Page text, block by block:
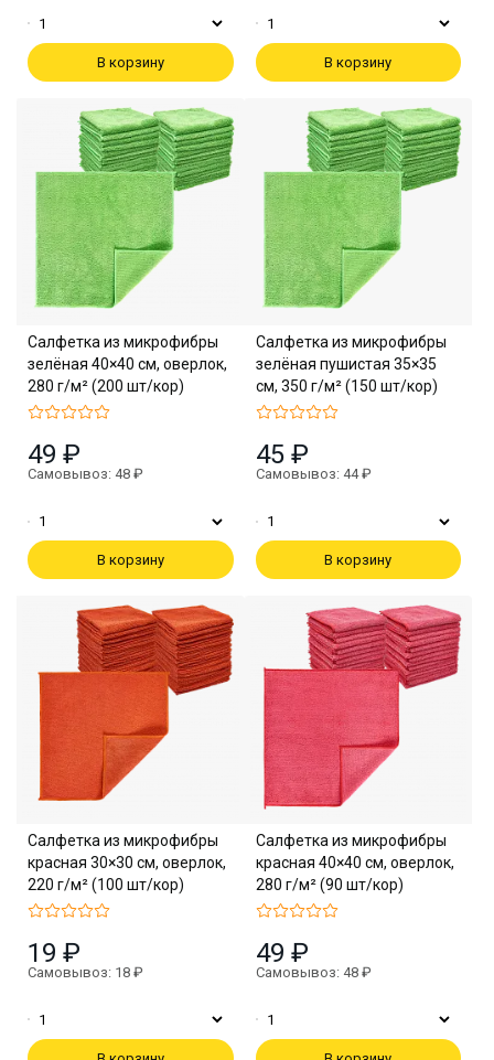
В корзину В корзину
Салфетка из микрофибры
зелёная 40×40 см, оверлок,
280 г/м² (200 шт/кор)
49 ₽
Самовывоз: 48 ₽
В корзину
Салфетка из микрофибры
зелёная пушистая 35×35
см, 350 г/м² (150 шт/кор)
45 ₽
Самовывоз: 44 ₽
В корзину
Салфетка из микрофибры
красная 30×30 см, оверлок,
220 г/м² (100 шт/кор)
19 ₽
Самовывоз: 18 ₽
Салфетка из микрофибры
красная 40×40 см, оверлок,
280 г/м² (90 шт/кор)
49 ₽
Самовывоз: 48 ₽